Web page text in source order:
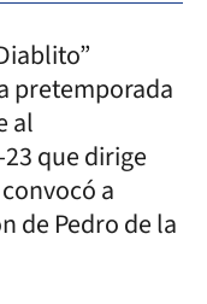
pretemporada
al
que dirige
a
de Pedro de la